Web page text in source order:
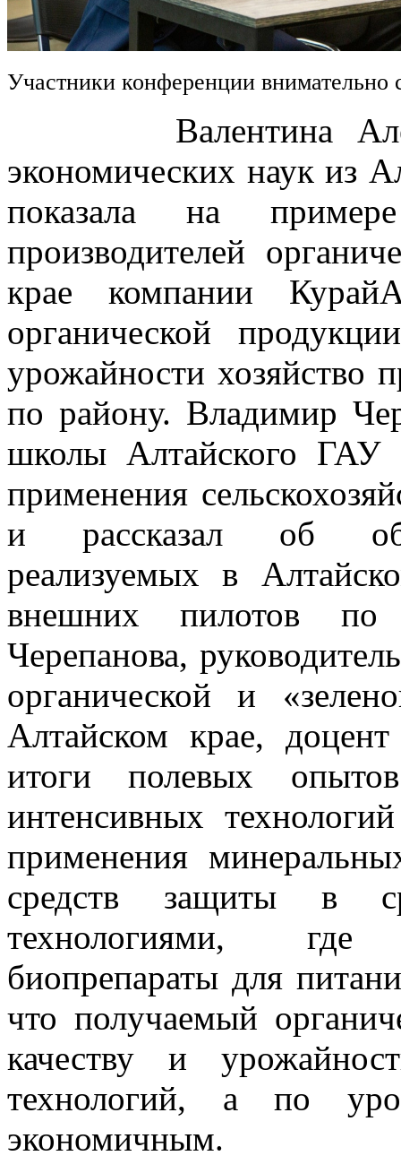
Участники конференции
Валентина
экономических наук из
показала на
производителей
крае компании
органической
урожайности хозяйство
по району. Владимир
школы Алтайского ГАУ
применения
и рассказал об
реализуемых в
внешних пилотов
Черепанова,
органической и
Алтайском крае,
итоги полевых
интенсивных
применения
средств защиты в
технологиями, где
биопрепараты для
что получаемый
качеству и
технологий, а по
экономичным.